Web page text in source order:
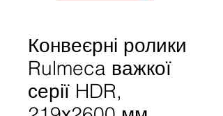
Конвеєрні ролики
Rulmeca важкої
серії HDR,